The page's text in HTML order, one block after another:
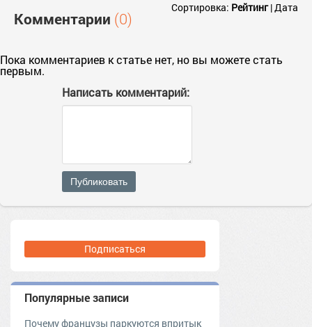
Комментарии (0)
Сортировка: Рейтинг|Дата
Пока комментариев к статье нет, но вы можете стать
первым.
Написать комментарий:
Публиковать
Подписаться
Популярные записи
Почему французы паркуются впритык